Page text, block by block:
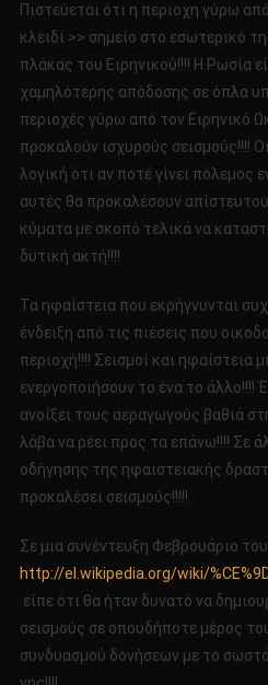
Πιστεύεται ότι η περιοχη γύρω
κλειδί >> σημείο στο εσωτερικό
πλάκας του Ειρηνικού!!!! Η Ρωσία
χαμηλότερης απόδοσης σε όπλα
περιοχές γύρω από τον Ειρηνικό
προκαλούν ισχυρούς σεισμούς!!!!
λογική ότι αν ποτέ γίνει πόλεμος
αυτές θα προκαλέσουν
κύματα με σκοπό τελικά να
δυτική ακτή!!!!
Τα ηφαίστεια που εκρήγνυνται
ένδειξη από τις πιέσεις που
περιοχή!!!! Σεισμοί και ηφαίστεια
ενεργοποιήσουν το ένα το άλλο!!!!
ανοίξει τους αεραγωγούς βαθιά
λάβα να ρέει προς τα επάνω!!!! Σε
οδήγησης της ηφαιστειακής
προκαλέσει σεισμούς!!!!!
Σε μια συνέντευξη Φεβρουάριο
http://el.wikipedia.org/wiki/
είπε ότι θα ήταν δυνατό να
σεισμούς σε οπουδήποτε μέρος
συνδυασμού δονήσεων με το